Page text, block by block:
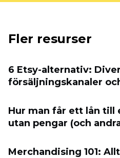
Fler resurser
6 Etsy-alternativ:
försäljningskanaler
Hur man får ett lån
utan pengar (och
Merchandising 101: